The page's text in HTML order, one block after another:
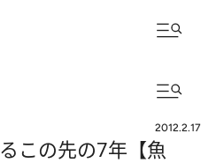
2012.2.17
この先の7年【魚